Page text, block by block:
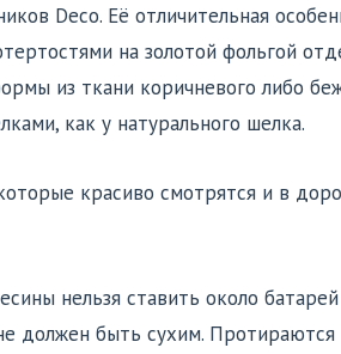
Deco. Её отличительная
на золотой фольгой
из ткани коричневого либо
как у натурального шелка.
красиво смотрятся и в
нельзя ставить около
должен быть сухим.